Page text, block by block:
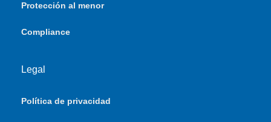
Protección al menor
Compliance
Legal
Política de privacidad